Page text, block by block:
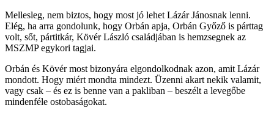
Mellesleg, nem biztos, hogy most jó lehet Lázár Jánosnak lenni.
Elég, ha arra gondolunk, hogy Orbán apja, Orbán Győző is párttag
volt, sőt, pártitkár, Kövér László családjában is hemzsegnek az
MSZMP egykori tagjai.
Orbán és Kövér most bizonyára elgondolkodnak azon, amit Lázár
mondott. Hogy miért mondta mindezt. Üzenni akart nekik valamit,
vagy csak – és ez is benne van a pakliban – beszélt a levegőbe
mindenféle ostobaságokat.